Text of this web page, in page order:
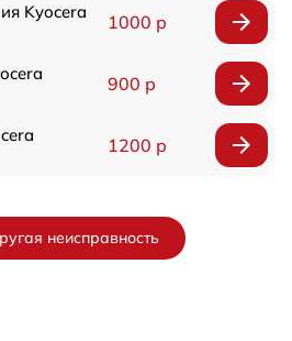
Kyocera
1000 р
900 р
1200 р
неисправность